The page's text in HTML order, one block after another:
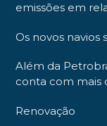
emissões em
Os novos navios
Além da
conta com mais
Renovação